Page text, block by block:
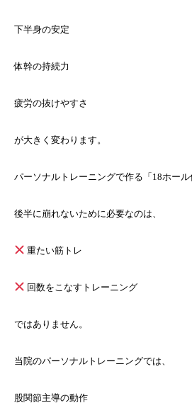
下半身の安定
体幹の持続力
疲労の抜けやすさ
が大きく変わります。
パーソナルトレーニングで作る「18ホール
後半に崩れないために必要なのは、
重たい筋トレ
回数をこなすトレーニング
ではありません。
当院のパーソナルトレーニングでは、
股関節主導の動作